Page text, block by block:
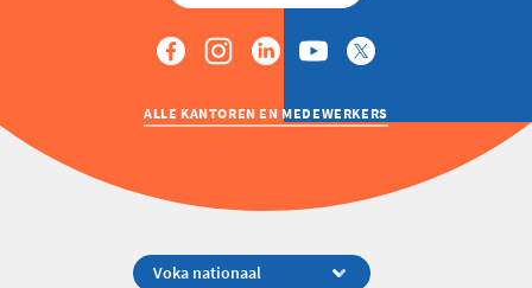
ALLE KANTOREN EN MEDEWERKERS